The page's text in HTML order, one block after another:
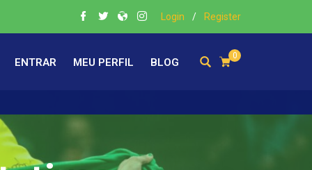
Login / Register
0
ENTRAR MEU PERFIL BLOG